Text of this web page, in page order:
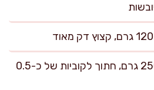
1 מלפפון גדול, כ-250 גרם, חתוך לקוביות של כ-0.5